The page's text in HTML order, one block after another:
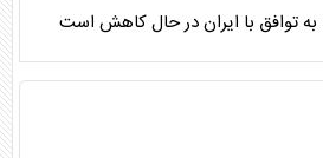
توافق با ایران در حال کاهش است